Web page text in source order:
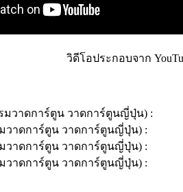
วิดีโอประกอบจาก